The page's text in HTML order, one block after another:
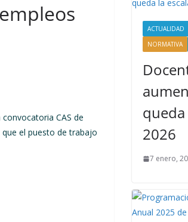
CAS de
que el puesto de trabajo
ACTUALIDAD
NORMATIVA
queda
2026
7 enero,